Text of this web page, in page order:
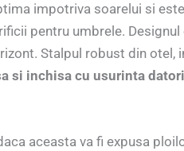
impotriva soarelui si
pentru umbrele. Designul
Stalpul robust din otel,
si inchisa cu usurinta
aceasta va fi expusa